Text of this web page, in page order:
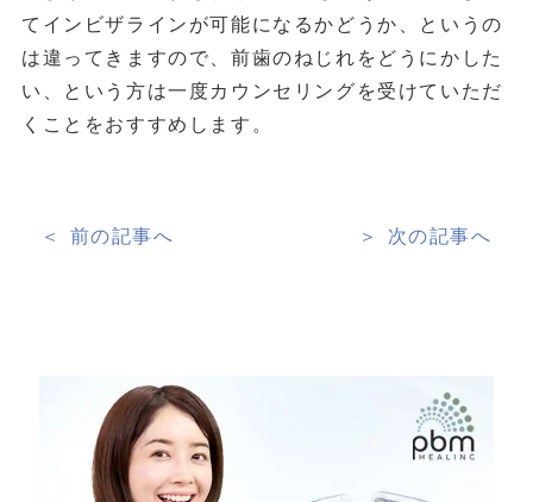
てインビザラインが可能になるかどうか、というの
は違ってきますので、前歯のねじれをどうにかした
い、という方は一度カウンセリングを受けていただ
くことをおすすめします。
＜ 前の記事へ ＞ 次の記事へ